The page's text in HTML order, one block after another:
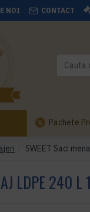
NOI CONTACT
Pachete
SWEET Saci
LDPE 240 L